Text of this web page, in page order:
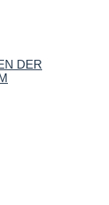
DER